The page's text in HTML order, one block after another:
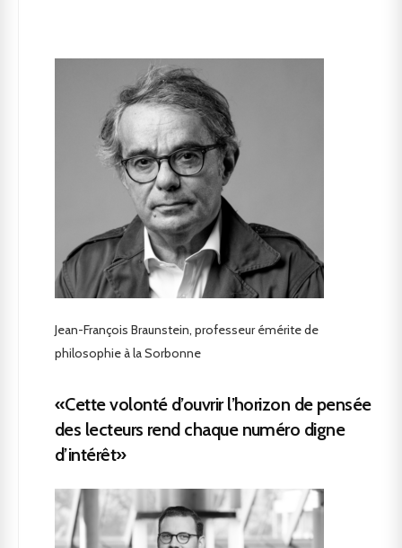
Jean-François Braunstein, professeur émérite de
philosophie à la Sorbonne
«Cette volonté d’ouvrir l’horizon de pensée
des lecteurs rend chaque numéro digne
d’intérêt»